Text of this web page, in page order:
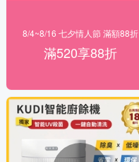
8/4~8/16 七夕情人節 滿額88折
滿520享88折